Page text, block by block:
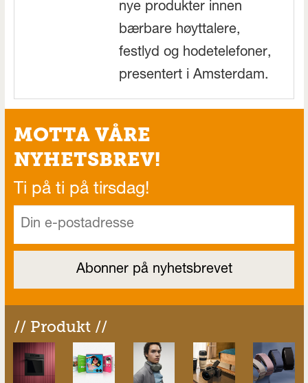
nye produkter innen
bærbare høyttalere,
festlyd og hodetelefoner,
presentert i Amsterdam.
MOTTA VÅRE
NYHETSBREV!
Ti på ti på tirsdag!
// Produkt //